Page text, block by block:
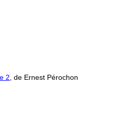
2 , de Ernest Pérochon